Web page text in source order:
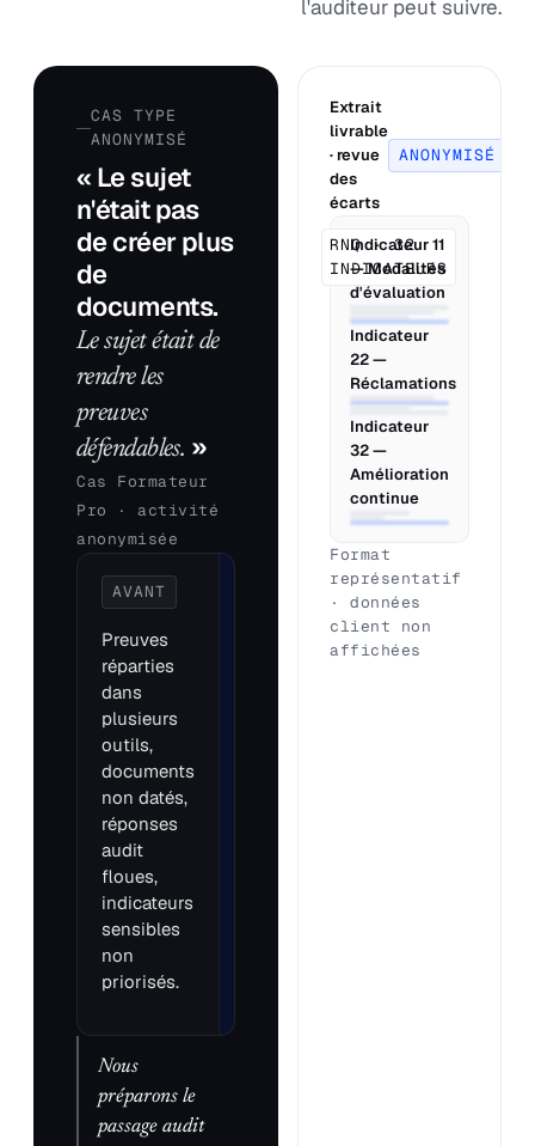
l'auditeur peut suivre.
CAS TYPE
ANONYMISÉ
« Le sujet
n'était pas
de créer plus
de
documents.
Le sujet était de
rendre les
preuves
défendables. »
Cas Formateur
Pro · activité
anonymisée
AVANT
Preuves
réparties
dans
plusieurs
outils,
documents
non datés,
réponses
audit
floues,
indicateurs
sensibles
non
priorisés.
PRÉPARATION
Drive organisé
Nous
préparons le
passage audit
Extrait
livrable
· revue
des
écarts
ANONYMISÉ
RNQ · 32
INDICATEURS
Indicateur 11
— Modalités
d'évaluation
Indicateur
22 —
Réclamations
Indicateur
32 —
Amélioration
continue
Format
représentatif
· données
client non
affichées